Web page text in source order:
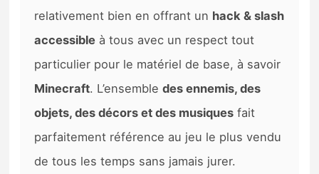
relativement bien en offrant un hack & slash
accessible à tous avec un respect tout
particulier pour le matériel de base, à savoir
Minecraft. L’ensembledes ennemis, des
objets, des décors et des musiques fait
parfaitement référence au jeu le plus vendu
de tous les temps sans jamais jurer.